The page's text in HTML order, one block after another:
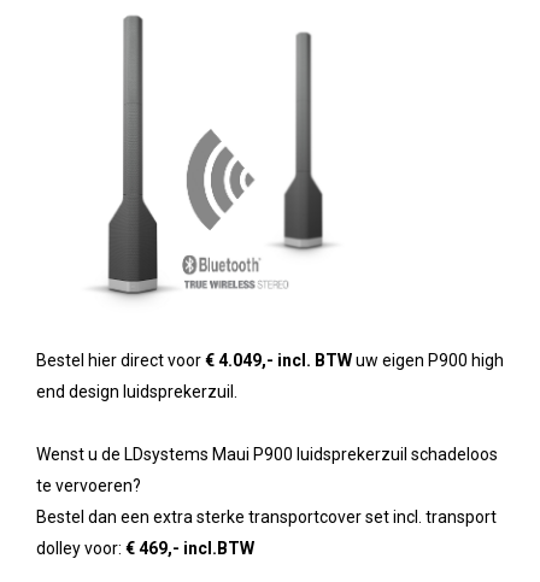
Bestel hier direct voor€ 4.049,- incl. BTWuw eigen P900 high
end design luidsprekerzuil.
Wenst u de LDsystems Maui P900 luidsprekerzuil schadeloos
te vervoeren?
Bestel dan een extra sterke transportcover set incl. transport
dolley voor: € 469,- incl.BTW